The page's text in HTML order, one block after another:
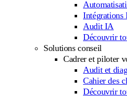
Audit IA
Découvrir
Solutions conseil
Cadrer et piloter
Audit et
Cahier des
Découvrir